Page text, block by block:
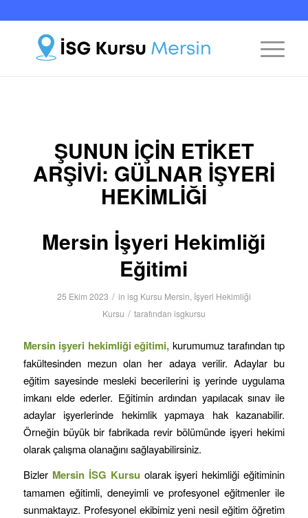
ŞUNUN IÇIN ETIKET
ARŞIVI: GÜLNAR İŞYERI
HEKIMLIĞI
Mersin İşyeri Hekimliği
Eğitimi
25 Ekim 2023 / in isg Kursu Mersin, İşyeri Hekimliği
Kursu / tarafından isgkursu
Mersinişyeri hekimliği eğitimi, kurumumuz tarafından tıp
fakültesinden mezun olan her adaya verilir. Adaylar bu
eğitim sayesinde mesleki becerilerini iş yerinde uygulama
imkanı elde ederler. Eğitimin ardından yapılacak sınav ile
adaylar işyerlerinde hekimlik yapmaya hak kazanabilir.
Örneğin büyük bir fabrikada revir bölümünde işyeri hekimi
olarak çalışma olanağını sağlayabilirsiniz.
Bizler MersinİSG Kursu olarak işyeri hekimliği eğitiminin
tamamen eğitimli, deneyimli ve profesyonel eğitmenler ile
sunmaktayız. Profesyonel ekibimiz yeni nesil eğitim öğretim